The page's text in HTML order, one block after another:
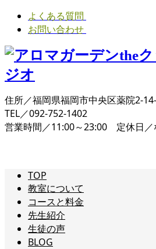
よくある質問
お問い合わせ
住所／福岡県福岡市中央区薬院2-
TEL／092-752-1402
営業時間／11:00～23:00 定休日／
TOP
教室について
コースと料金
先生紹介
生徒の声
BLOG